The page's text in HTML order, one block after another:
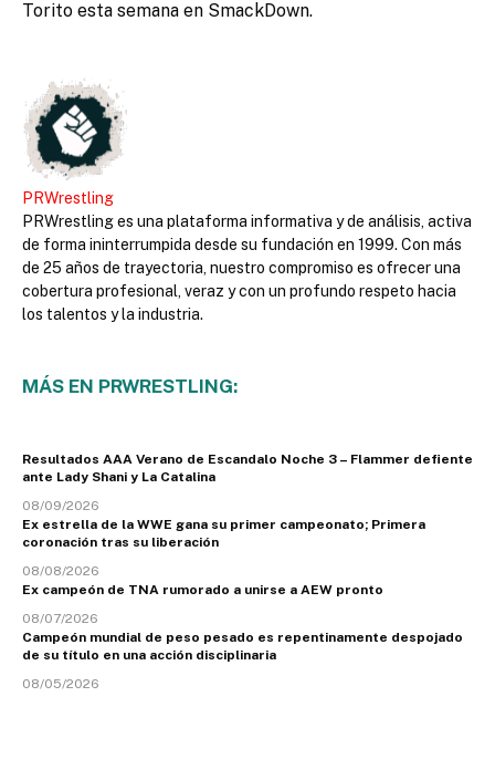
Torito esta semana en SmackDown.
PRWrestling
PRWrestling es una plataforma informativa y de análisis, activa
de forma ininterrumpida desde su fundación en 1999. Con más
de 25 años de trayectoria, nuestro compromiso es ofrecer una
cobertura profesional, veraz y con un profundo respeto hacia
los talentos y la industria.
MÁS EN PRWRESTLING:
Resultados AAA Verano de Escandalo Noche 3 – Flammer defiente
ante Lady Shani y La Catalina
08/09/2026
Ex estrella de la WWE gana su primer campeonato; Primera
coronación tras su liberación
08/08/2026
Ex campeón de TNA rumorado a unirse a AEW pronto
08/07/2026
Campeón mundial de peso pesado es repentinamente despojado
de su título en una acción disciplinaria
08/05/2026